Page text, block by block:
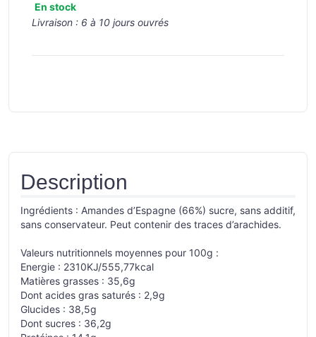
En stock
Livraison : 6 à 10 jours ouvrés
Description
Ingrédients : Amandes d’Espagne (66%) sucre, sans additif,
sans conservateur. Peut contenir des traces d’arachides.
Valeurs nutritionnels moyennes pour 100g :
Energie : 2310KJ/555,77kcal
Matières grasses : 35,6g
Dont acides gras saturés : 2,9g
Glucides : 38,5g
Dont sucres : 36,2g